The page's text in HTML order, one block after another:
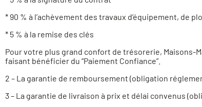
* 90 % à l’achèvement des travaux d’équipement, de
* 5 % à la remise des clés
Pour votre plus grand confort de trésorerie, Maisons-
faisant bénéficier du “Paiement Confiance”.
2 – La garantie de remboursement (obligation
3 – La garantie de livraison à prix et délai convenus